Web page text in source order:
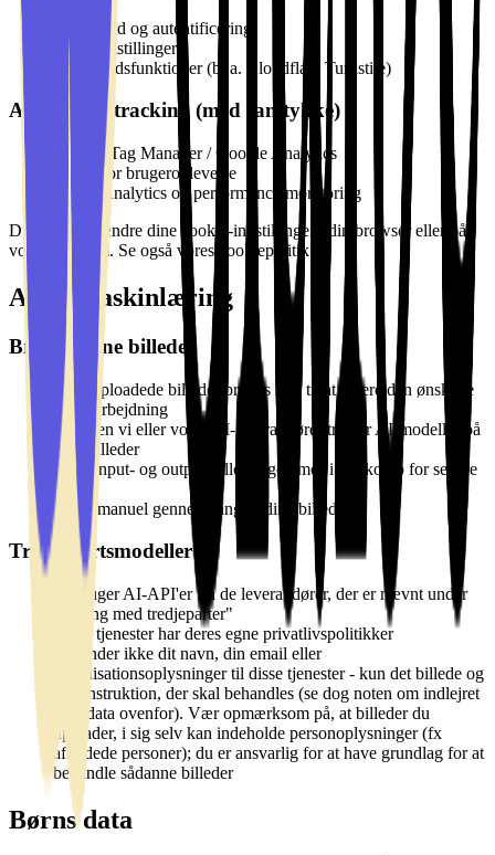
Sessionsid og autentificering
Sprogindstillinger
Sikkerhedsfunktioner (bl.a. Cloudflare Turnstile)
Analyse og tracking (med samtykke)
Google Tag Manager / Google Analytics
Hotjar for brugeroplevelse
Vercel Analytics og performance monitoring
Du kan altid ændre dine cookie-indstillinger i din browser eller på
vores platform. Se også vores cookiepolitik.
AI og maskinlæring
Brug af dine billeder
Dine uploadede billeder bruges kun til at levere den ønskede
AI-bearbejdning
Hverken vi eller vores AI-leverandører træner AI-modeller på
dine billeder
Både input- og output-billeder gemmes i din konto for senere
brug
Ingen manuel gennemgang af dine billeder
Tredjepartsmodeller
Vi bruger AI-API'er fra de leverandører, der er nævnt under
"Deling med tredjeparter"
Disse tjenester har deres egne privatlivspolitikker
Vi sender ikke dit navn, din email eller
organisationsoplysninger til disse tjenester - kun det billede og
den instruktion, der skal behandles (se dog noten om indlejret
metadata ovenfor). Vær opmærksom på, at billeder du
uploader, i sig selv kan indeholde personoplysninger (fx
afbildede personer); du er ansvarlig for at have grundlag for at
behandle sådanne billeder
Børns data